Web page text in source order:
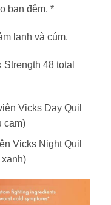
ban đêm. *
lạnh và cúm.
48 total
Vicks Day Quil
cam)
Vicks Night Quil
xanh)